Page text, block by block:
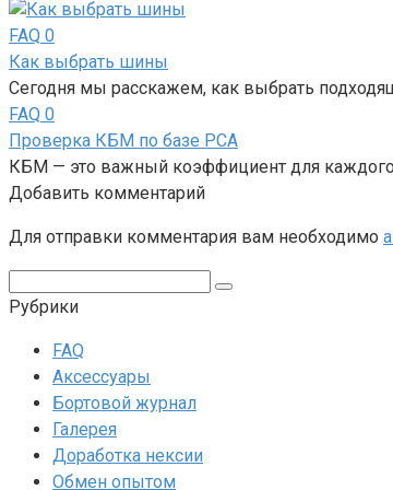
FAQ 0
Как выбрать шины
Сегодня мы расскажем, как выбрать
FAQ 0
Проверка КБМ по базе РСА
КБМ — это важный коэффициент для
Добавить комментарий
Для отправки комментария вам необходимо
Рубрики
FAQ
Аксессуары
Бортовой журнал
Галерея
Доработка нексии
Обмен опытом